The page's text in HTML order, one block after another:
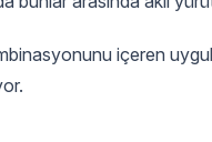
içeren